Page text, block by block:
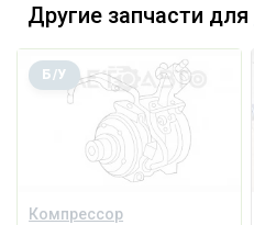
Другие запчасти для
Компрессор
Б/У